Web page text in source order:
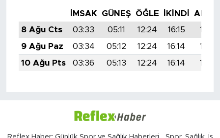
İMSAK GÜNEŞ ÖĞLE İKINDI
8 Ağu Cts
03:33 05:11 12:24 16:15
19:27
9 Ağu Paz
03:34 05:12 12:24 16:14
19:26
10 Ağu Pts
03:36 05:13 12:24 16:14 19:25